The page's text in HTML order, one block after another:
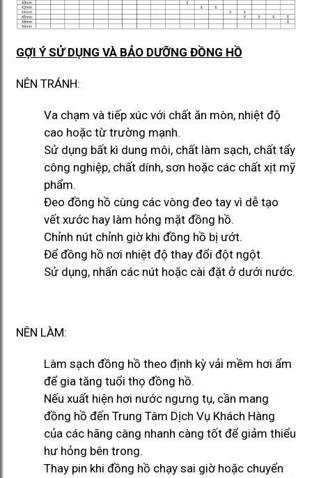
GỢI Ý SỬ DỤNG VÀ BẢO DƯỠNG ĐỒNG HỒ
NÊN TRÁNH:
Va chạm và tiếp xúc với chất ăn mòn, nhiệt độ
cao hoặc từ trường mạnh.
Sử dụng bất kì dung môi, chất làm sạch, chất tẩy
công nghiệp, chất dính, sơn hoặc các chất xịt mỹ
phẩm.
Đeo đồng hồ cùng các vòng đeo tay vì dễ tạo
vết xước hay làm hỏng mặt đồng hồ.
Chỉnh nút chỉnh giờ khi đồng hồ bị ướt.
Để đồng hồ nơi nhiệt độ thay đổi đột ngột.
Sử dụng, nhấn các nút hoặc cài đặt ở dưới nước.
NÊN LÀM:
Làm sạch đồng hồ theo định kỳ vải mềm hơi ẩm
để gia tăng tuổi thọ đồng hồ.
Nếu xuất hiện hơi nước ngưng tụ, cần mang
đồng hồ đến Trung Tâm Dịch Vụ Khách Hàng
của các hãng càng nhanh càng tốt để giảm thiểu
hư hỏng bên trong.
Thay pin khi đồng hồ chạy sai giờ hoặc chuyển